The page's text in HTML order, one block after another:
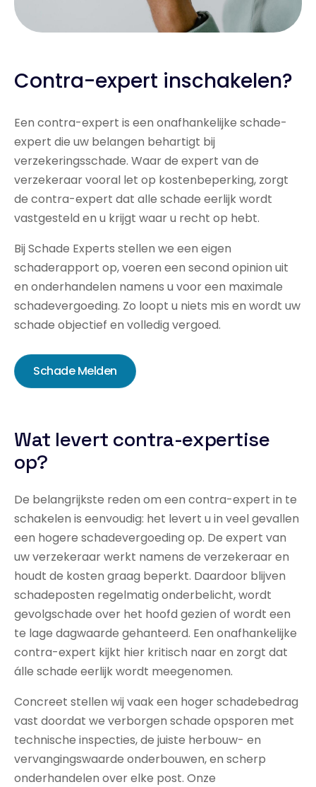
Contra-expert inschakelen?
Een contra-expert is een onafhankelijke schade-
expert die uw belangen behartigt bij
verzekeringsschade. Waar de expert van de
verzekeraar vooral let op kostenbeperking, zorgt
de contra-expert dat alle schade eerlijk wordt
vastgesteld en u krijgt waar u recht op hebt.
Bij Schade Experts stellen we een eigen
schaderapport op, voeren een second opinion uit
en onderhandelen namens u voor een maximale
schadevergoeding. Zo loopt u niets mis en wordt uw
schade objectief en volledig vergoed.
Schade Melden
Wat levert contra-expertise
op?
De belangrijkste reden om een contra-expert in te
schakelen is eenvoudig: het levert u in veel gevallen
een hogere schadevergoeding op. De expert van
uw verzekeraar werkt namens de verzekeraar en
houdt de kosten graag beperkt. Daardoor blijven
schadeposten regelmatig onderbelicht, wordt
gevolgschade over het hoofd gezien of wordt een
te lage dagwaarde gehanteerd. Een onafhankelijke
contra-expert kijkt hier kritisch naar en zorgt dat
álle schade eerlijk wordt meegenomen.
Concreet stellen wij vaak een hoger schadebedrag
vast doordat we verborgen schade opsporen met
technische inspecties, de juiste herbouw- en
vervangingswaarde onderbouwen, en scherp
onderhandelen over elke post. Onze